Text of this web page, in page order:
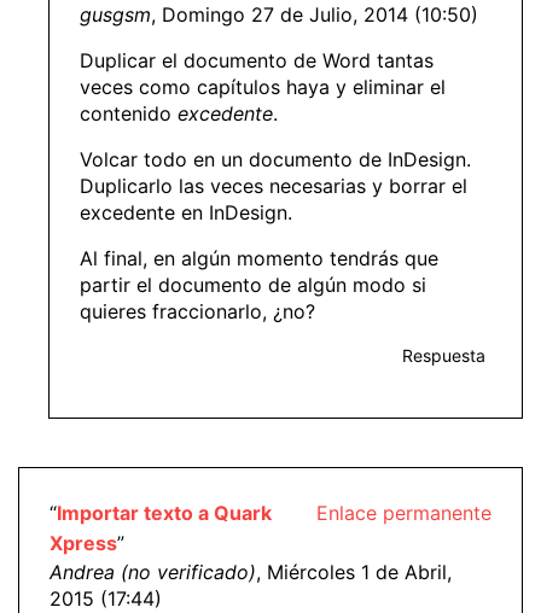
gusgsm, Domingo 27 de Julio, 2014 (10:50)
Duplicar el documento de Word tantas
veces como capítulos haya y eliminar el
contenido excedente.
Volcar todo en un documento de InDesign.
Duplicarlo las veces necesarias y borrar el
excedente en InDesign.
Al final, en algún momento tendrás que
partir el documento de algún modo si
quieres fraccionarlo, ¿no?
Respuesta
Enlace permanente
“Importar texto a Quark
Xpress”
Andrea (no verificado), Miércoles 1 de Abril,
2015 (17:44)